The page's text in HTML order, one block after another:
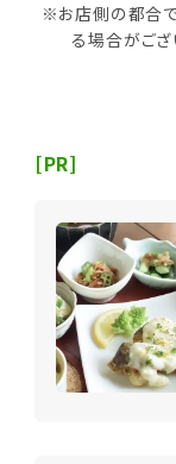
※お店側の都合
る場合がござ
[PR]